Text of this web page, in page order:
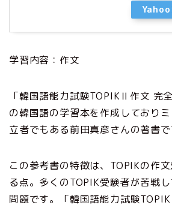
Yahoo
学習内容：作文
「韓国語能力試験TOPIKⅡ作文 完
の韓国語の学習本を作成しており
立者でもある前田真彦さんの著書で
この参考書の特徴は、TOPIKの作
る点。多くのTOPIK受験者が苦戦
問題です。「韓国語能力試験